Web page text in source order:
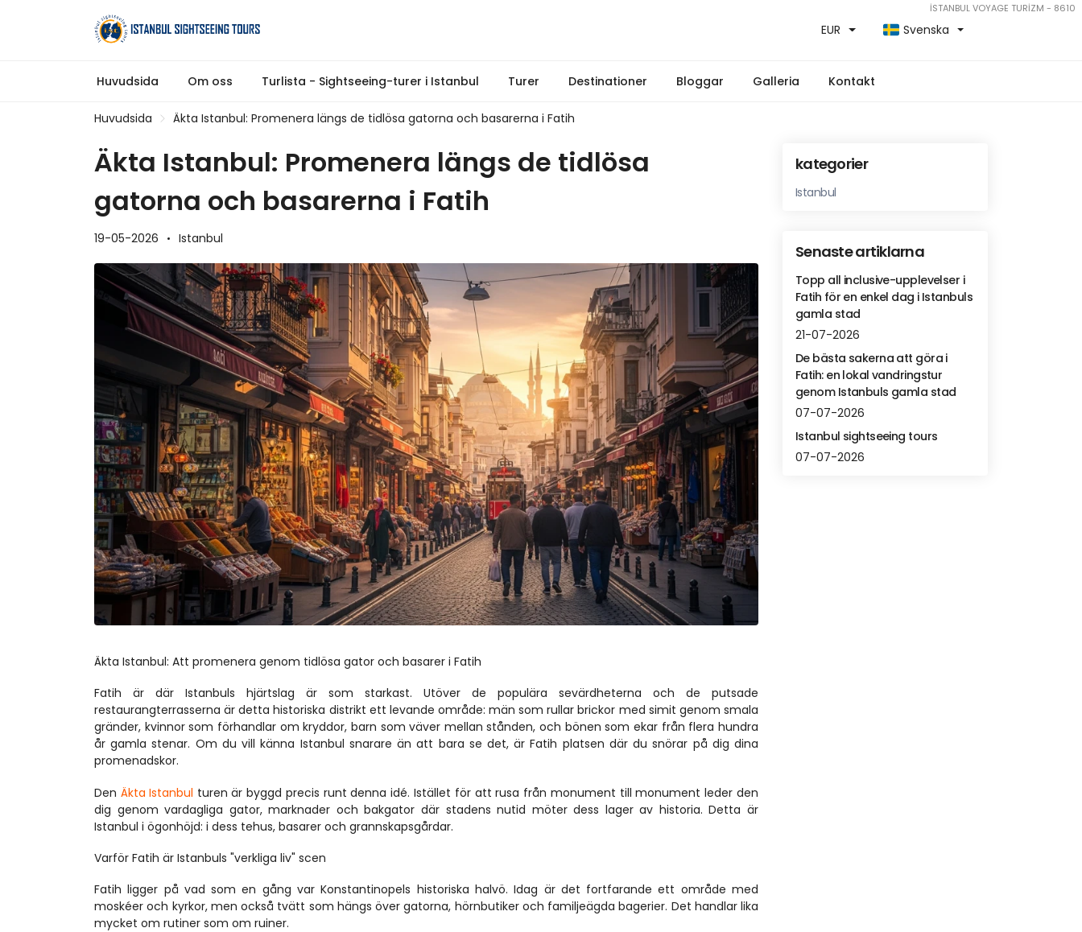
İSTANBUL VOYAGE TURİZM - 8610
EUR Svenska
Huvudsida Om oss Turlista - Sightseeing-turer i Istanbul Turer Destinationer Bloggar Galleria Kontakt
Huvudsida Äkta Istanbul: Promenera längs de tidlösa gatorna och basarerna i Fatih
Äkta Istanbul: Promenera längs de tidlösa
gatorna och basarerna i Fatih
19-05-2026 Istanbul
Äkta Istanbul: Att promenera genom tidlösa gator och basarer i Fatih
Fatih är där Istanbuls hjärtslag är som starkast. Utöver de populära sevärdheterna och de putsade
restaurangterrasserna är detta historiska distrikt ett levande område: män som rullar brickor med simit genom smala
gränder, kvinnor som förhandlar om kryddor, barn som väver mellan stånden, och bönen som ekar från flera hundra
år gamla stenar. Om du vill känna Istanbul snarare än att bara se det, är Fatih platsen där du snörar på dig dina
promenadskor.
Den Äkta Istanbul turen är byggd precis runt denna idé. Istället för att rusa från monument till monument leder den
dig genom vardagliga gator, marknader och bakgator där stadens nutid möter dess lager av historia. Detta är
Istanbul i ögonhöjd: i dess tehus, basarer och grannskapsgårdar.
Varför Fatih är Istanbuls "verkliga liv" scen
Fatih ligger på vad som en gång var Konstantinopels historiska halvö. Idag är det fortfarande ett område med
moskéer och kyrkor, men också tvätt som hängs över gatorna, hörnbutiker och familjeägda bagerier. Det handlar lika
mycket om rutiner som om ruiner.
kategorier
Istanbul
Senaste artiklarna
Topp all inclusive-upplevelser i
Fatih för en enkel dag i Istanbuls
gamla stad
21-07-2026
De bästa sakerna att göra i
Fatih: en lokal vandringstur
genom Istanbuls gamla stad
07-07-2026
Istanbul sightseeing tours
07-07-2026